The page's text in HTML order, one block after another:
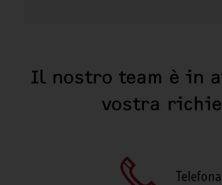
Il nostro team è in
vostra